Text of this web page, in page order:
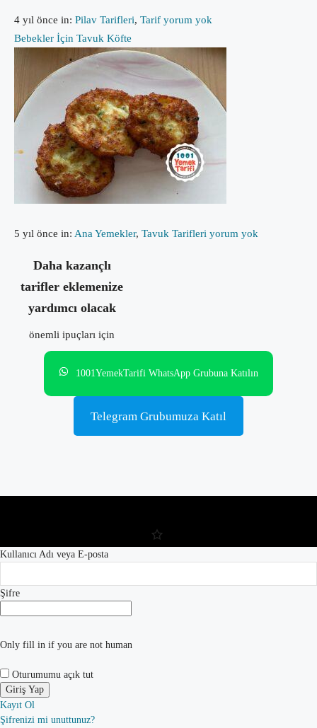
4 yıl önce in: Pilav Tarifleri, Tarif yorum yok
Bebekler İçin Tavuk Köfte
5 yıl önce in: Ana Yemekler, Tavuk Tarifleri yorum yok
Daha kazançlı
tarifler eklemenize
yardımcı olacak
önemli ipuçları için
1001YemekTarifi WhatsApp Grubuna Katılın
Telegram Grubumuza Katıl
Kullanıcı Adı veya E-posta
Şifre
Only fill in if you are not human
Oturumumu açık tut
Kayıt Ol
Şifrenizi mi unuttunuz?